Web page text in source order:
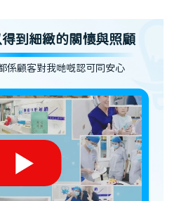
到細緻的關懷與照顧
係顧客對我哋嘅認可同安心